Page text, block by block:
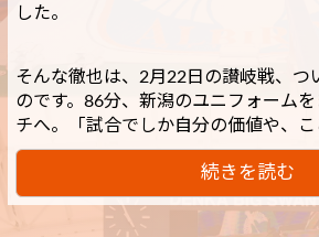
した。
そんな徹也は、2月22日の讃岐戦、つ
のです。86分、新潟のユニフォーム
チへ。「試合でしか自分の価値や、
続きを読む